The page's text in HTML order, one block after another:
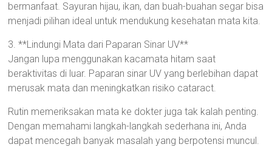
bermanfaat. Sayuran hijau, ikan, dan buah-buahan segar bisa
menjadi pilihan ideal untuk mendukung kesehatan mata kita.
3. **Lindungi Mata dari Paparan Sinar UV**
Jangan lupa menggunakan kacamata hitam saat
beraktivitas di luar. Paparan sinar UV yang berlebihan dapat
merusak mata dan meningkatkan risiko cataract.
Rutin memeriksakan mata ke dokter juga tak kalah penting.
Dengan memahami langkah-langkah sederhana ini, Anda
dapat mencegah banyak masalah yang berpotensi muncul.